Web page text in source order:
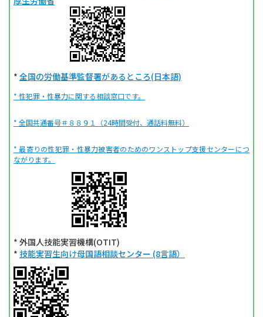
* 全国の労働基準監督署があるところ(日本語)
* 性犯罪・性暴力に関する相談窓口です。
* 全国共通番号＃８８９１（24時間受付、通話料無料）
* 最寄りの性犯罪・性暴力被害者のためのワンストップ支援センターにつ
ながります。
* 外国人技能実習機構(OTIT)
* 技能実習生向け母国語相談センター (8言語）